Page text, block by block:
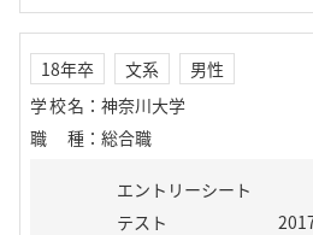
18年卒 文系
男性
学校名 ： 神奈川大学
職種 ： 総合職
エントリーシート
テスト